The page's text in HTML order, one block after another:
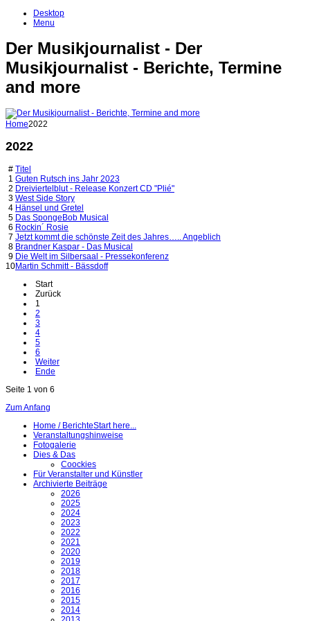
Desktop
Menu
Der Musikjournalist - Der
Musikjournalist - Berichte, Termine
and more
Home2022
2022
# Titel
1 Guten Rutsch ins Jahr 2023
2 Dreiviertelblut - Release Konzert CD "Plié"
3 West Side Story
4 Hänsel und Gretel
5 Das SpongeBob Musical
6 Rockin´ Rosie
7 Jetzt kommt die schönste Zeit des Jahres….. Angeblich
8 Brandner Kaspar - Das Musical
9 Die Welt im Silbersaal - Pressekonferenz
10Martin Schmitt - Bässdoff
Start
Zurück
1
2
3
4
5
6
Weiter
Ende
Seite 1 von 6
Zum Anfang
Home / BerichteStart here...
Veranstaltungshinweise
Fotogalerie
Dies & Das
Coockies
Für Veranstalter und Künstler
Archivierte Beiträge
2026
2025
2024
2023
2022
2021
2020
2019
2018
2017
2016
2015
2014